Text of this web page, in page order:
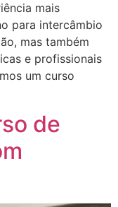
mais
para intercâmbio
mas também
e profissionais
um curso
de